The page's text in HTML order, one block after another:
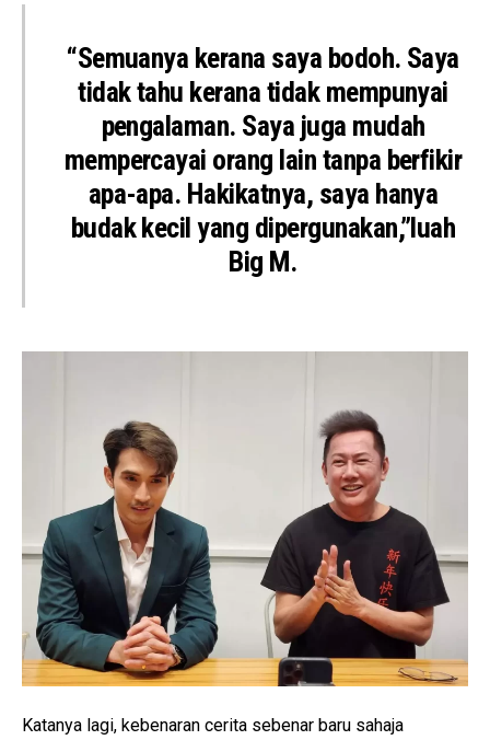
“Semuanya kerana saya bodoh. Saya
tidak tahu kerana tidak mempunyai
pengalaman. Saya juga mudah
mempercayai orang lain tanpa berfikir
apa-apa. Hakikatnya, saya hanya
budak kecil yang dipergunakan,”luah
Big M.
Katanya lagi, kebenaran cerita sebenar baru sahaja